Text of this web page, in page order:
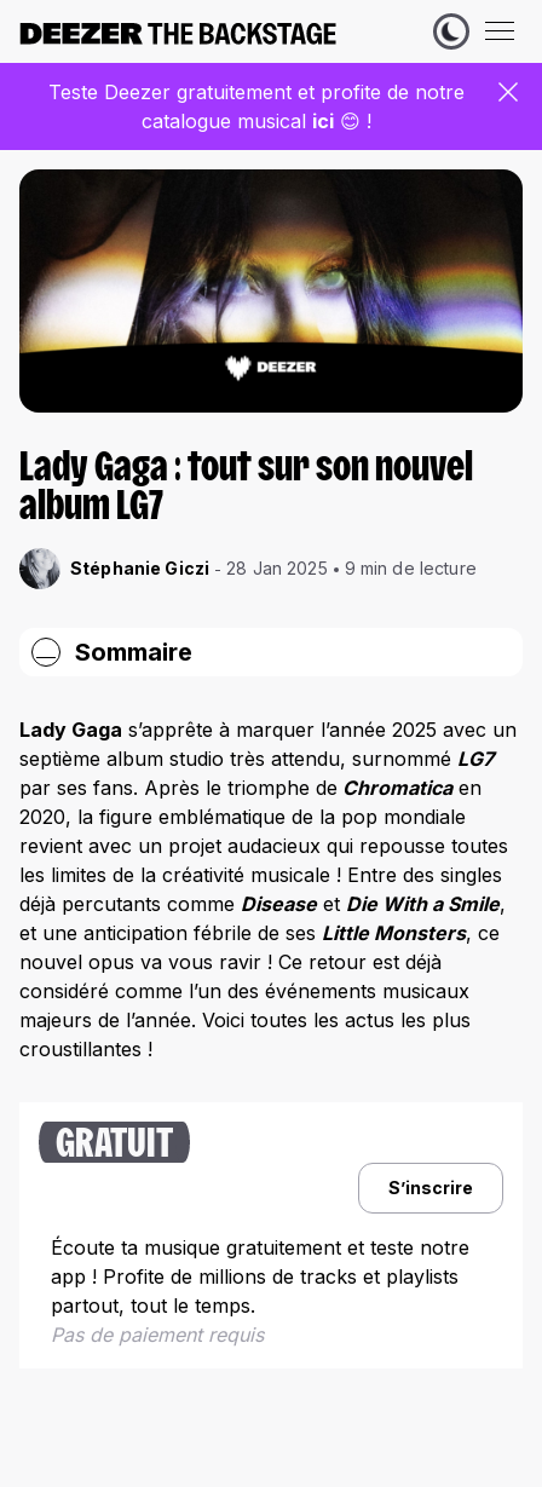
Teste Deezer gratuitement et profite de notre
catalogue musical ici 😊 !
Lady Gaga : tout sur son nouvel
album LG7
Stéphanie Giczi 28 Jan 2025 9 min de lecture
Sommaire
Quand LG7 sera-t-il disponible ?
Le single « Disease » a déjà tout cassé
LG7 : Les secrets d’un album made in Gaga :
collaborations et inspirations
Les stars qui ont dit « oui » à LG7
LG7 : des vibes dark pop et jazz
LG7 vs Chromatica : qui l’emportera dans ton
cœur ?
Ce que LG7 change dans la carrière de Gaga
Équilibre entre musique et cinéma
Les visuels de LG7 : du grand art signé Gaga
Une esthétique qui bouscule les codes
Lady Gaga tease LG7 comme une pro
Révélations exclusives sur LG7
Lady Gaga s’apprête à marquer l’année 2025 avec un
septième album studio très attendu, surnommé LG7
par ses fans. Après le triomphe de Chromaticaen
2020, la figure emblématique de la pop mondiale
revient avec un projet audacieux qui repousse toutes
les limites de la créativité musicale ! Entre des singles
déjà percutants comme Diseaseet Die With a Smile,
et une anticipation fébrile de ses Little Monsters, ce
nouvel opus va vous ravir ! Ce retour est déjà
considéré comme l’un des événements musicaux
majeurs de l’année. Voici toutes les actus les plus
croustillantes !
GRATUIT
S’inscrire
Écoute ta musique gratuitement et teste notre
app ! Profite de millions de tracks et playlists
partout, tout le temps.
Pas de paiement requis